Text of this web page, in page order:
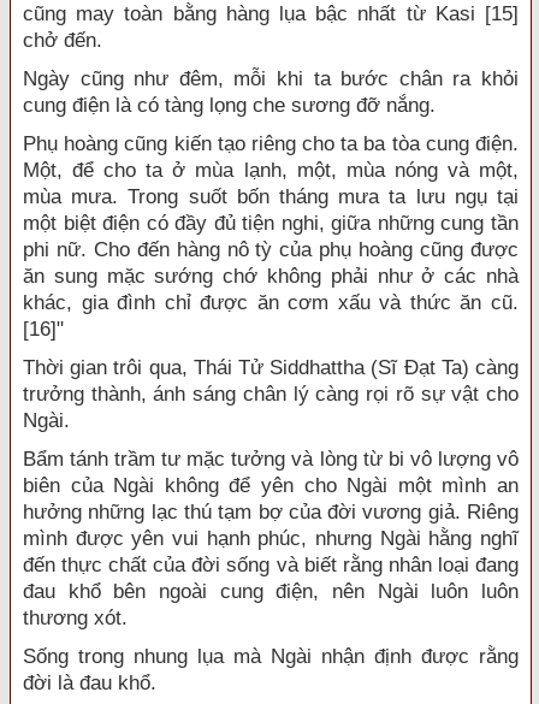
cũng may toàn bằng hàng lụa bậc nhất từ Kasi [15]
chở đến.
Ngày cũng như đêm, mỗi khi ta bước chân ra khỏi
cung điện là có tàng lọng che sương đỡ nắng.
Phụ hoàng cũng kiến tạo riêng cho ta ba tòa cung điện.
Một, để cho ta ở mùa lạnh, một, mùa nóng và một,
mùa mưa. Trong suốt bốn tháng mưa ta lưu ngụ tại
một biệt điện có đầy đủ tiện nghi, giữa những cung tần
phi nữ. Cho đến hàng nô tỳ của phụ hoàng cũng được
ăn sung mặc sướng chớ không phải như ở các nhà
khác, gia đình chỉ được ăn cơm xấu và thức ăn cũ.
[16]"
Thời gian trôi qua, Thái Tử Siddhattha (Sĩ Đạt Ta) càng
trưởng thành, ánh sáng chân lý càng rọi rõ sự vật cho
Ngài.
Bẩm tánh trầm tư mặc tưởng và lòng từ bi vô lượng vô
biên của Ngài không để yên cho Ngài một mình an
hưởng những lạc thú tạm bợ của đời vương giả. Riêng
mình được yên vui hạnh phúc, nhưng Ngài hằng nghĩ
đến thực chất của đời sống và biết rằng nhân loại đang
đau khổ bên ngoài cung điện, nên Ngài luôn luôn
thương xót.
Sống trong nhung lụa mà Ngài nhận định được rằng
đời là đau khổ.